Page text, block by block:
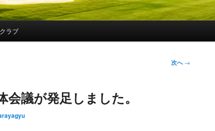
ラブ
次へ→
議が発足しました。